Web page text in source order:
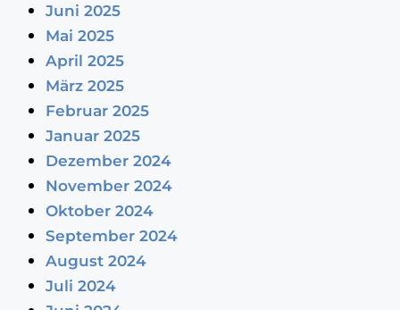
Juni 2025
Mai 2025
April 2025
März 2025
Februar 2025
Januar 2025
Dezember 2024
November 2024
Oktober 2024
September 2024
August 2024
Juli 2024